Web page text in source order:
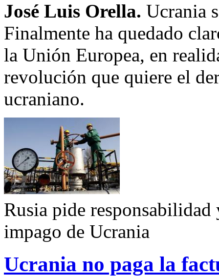
José Luis Orella. Ucrania
Finalmente ha quedado
la Unión Europea, en
revolución que quiere el
ucraniano.
Rusia pide
impago de Ucrania
Ucrania no paga la